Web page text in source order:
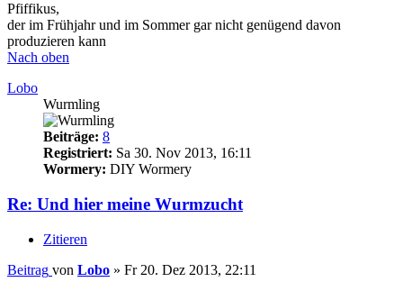
Pfiffikus,
der im Frühjahr und im Sommer gar nicht genügend davon
produzieren kann
Nach oben
Lobo
Wurmling
Beiträge: 8
Registriert: Sa 30. Nov 2013, 16:11
Wormery: DIY Wormery
Re: Und hier meine Wurmzucht
Zitieren
Beitrag von Lobo » Fr 20. Dez 2013, 22:11